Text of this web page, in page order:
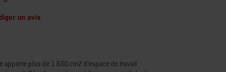
un avis
apporte plus de 1 600 cm2 d'espace de travail